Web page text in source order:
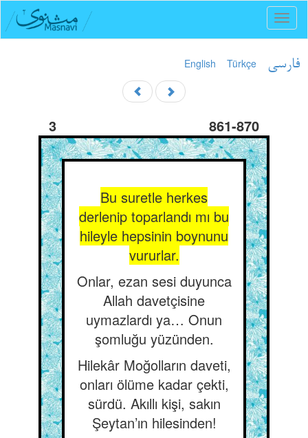
English Türkçe فارسی
3 861-870
Bu suretle herkes
derlenip toparlandı mı bu
hileyle hepsinin boynunu
vururlar.
Onlar, ezan sesi duyunca
Allah davetçisine
uymazlardı ya… Onun
şomluğu yüzünden.
Hilekâr Moğolların daveti,
onları ölüme kadar çekti,
sürdü. Akıllı kişi, sakın
Şeytan’ın hilesinden!